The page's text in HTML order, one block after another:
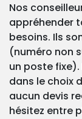
Nos
appréhender
besoins. Ils
(numéro non
un poste
dans le choix
aucun devis
hésitez entre